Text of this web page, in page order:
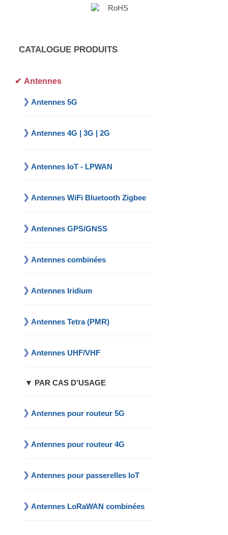
CATALOGUE PRODUITS
Antennes
Antennes 5G
Antennes 4G | 3G | 2G
Antennes IoT - LPWAN
Antennes WiFi Bluetooth Zigbee
Antennes GPS/GNSS
Antennes combinées
Antennes Iridium
Antennes Tetra (PMR)
Antennes UHF/VHF
▼ PAR CAS D'USAGE
Antennes pour routeur 5G
Antennes pour routeur 4G
Antennes pour passerelles IoT
Antennes LoRaWAN combinées